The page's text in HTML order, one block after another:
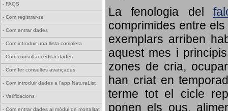
- FAQS
- Com registrar-se
- Com entrar dades
- Com introduir una llista completa
- Com consultar i editar dades
- Com fer consultes avançades
- Com introduir dades a l'app NaturaList
- Verificacions
- Com entrar dades al mòdul de mortalitat
La fenologia del
comprimides entre
exemplars arriben
aquest mes i
zones de cria,
han criat en
terme tot el cicle
ponen els ous,